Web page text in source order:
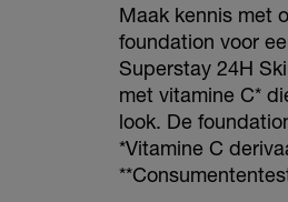
Maak kennis met
foundation voor
Superstay 24H
met vitamine C*
look. De
*Vitamine C